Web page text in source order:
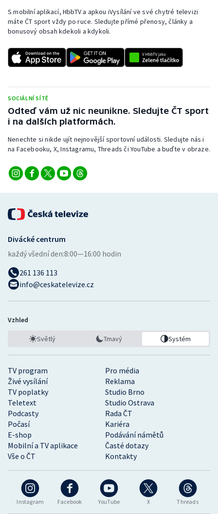
S mobilní aplikací, HbbTV a apkou iVysílání ve své chytré televizi
máte ČT sport vždy po ruce. Sledujte přímé přenosy, články a
bonusový obsah kdekoli a kdykoli.
SOCIÁLNÍ SÍTĚ
Odteď vám už nic neunikne. Sledujte ČT sport
i na dalších platformách.
Nenechte si nikde ujít nejnovější sportovní události. Sledujte nás i
na Facebooku, X, Instagramu, Threads či YouTube a buďte v obraze.
Instagram Facebook YouTube X Threads
TV program
Pro média
Živé vysílání
Reklama
TV poplatky
Studio Brno
Teletext
Studio Ostrava
Podcasty
Rada ČT
Počasí
Kariéra
E-shop
Podávání námětů
Mobilní a TV aplikace
Časté dotazy
Vše o ČT
Kontakty
Divácké centrum
každý všední den:8:00—16:00 hodin
261 136 113
info@ceskatelevize.cz
Vzhled
Světlý Tmavý Systém